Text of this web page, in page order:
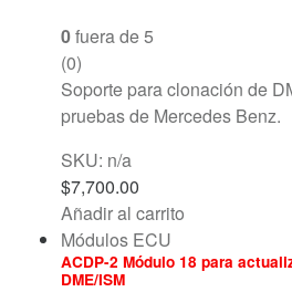
0fuera de 5
(0)
Soporte para clonación de
pruebas de Mercedes Benz.
SKU: n/a
$7,700.00
Añadir al carrito
Módulos ECU
ACDP-2 Módulo 18 para
DME/ISM